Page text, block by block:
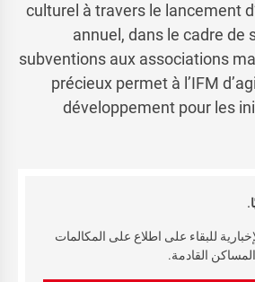
culturel à travers le lancement
annuel, dans le cadre de
subventions aux associations
précieux permet à l’IFM
développement pour les
للبقاء على اطلاع على المكالمات
القادمة.